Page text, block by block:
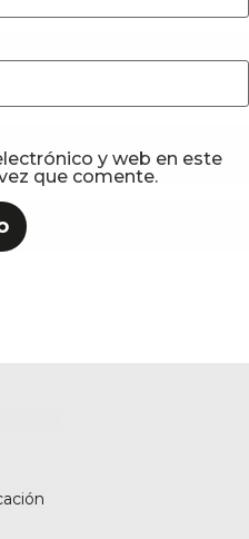
y web en este
que comente.